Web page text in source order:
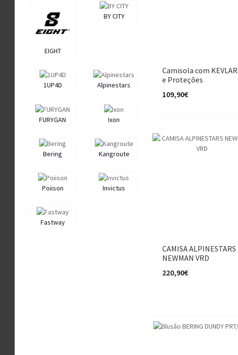
EIGHT
BY CITY
1UP4D Alpinestars
FURYGAN Ixon
Bering Kangroute
Poiison Invictus
Fastway
Camisola com KEVLAR
e Proteções
109,90€
CAMISA ALPINESTARS
NEWMAN VRD
220,90€